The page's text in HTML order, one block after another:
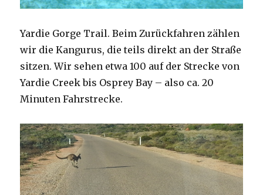
Yardie Gorge Trail. Beim Zurückfahren zählen
wir die Kangurus, die teils direkt an der Straße
sitzen. Wir sehen etwa 100 auf der Strecke von
Yardie Creek bis Osprey Bay – also ca. 20
Minuten Fahrstrecke.